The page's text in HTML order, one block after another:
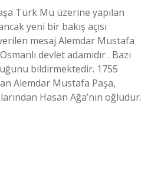
Türk Mü üzerine yapılan
yeni bir bakış açısı
mesaj Alemdar Mustafa
devlet adamıdır . Bazı
bildirmektedir. 1755
Alemdar Mustafa Paşa,
Hasan Ağa’nın oğludur.